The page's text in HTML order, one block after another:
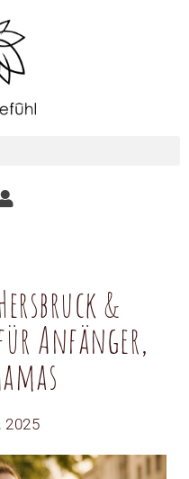
&
Anfänger,
2025